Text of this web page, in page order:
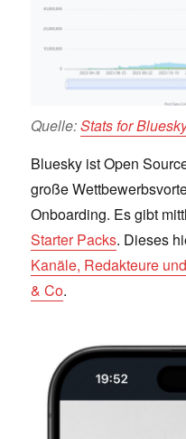
Quelle:Stats for
Bluesky ist Open
große
Onboarding. Es gibt
Starter Packs. Dieses
Kanäle, Redakteure
& Co.